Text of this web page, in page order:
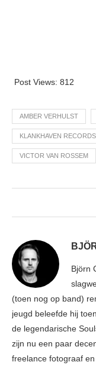
Post Views: 812
AMBER VERHULST
KLANKHAVEN RECORDS
VICTOR VAN ROSSEM
Björn
(toen nog op band)
jeugd beleefde hij
de legendarische
zijn nu een paar
freelance fotograaf